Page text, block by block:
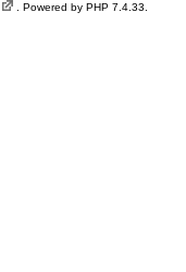
. Powered by PHP 7.4.33.